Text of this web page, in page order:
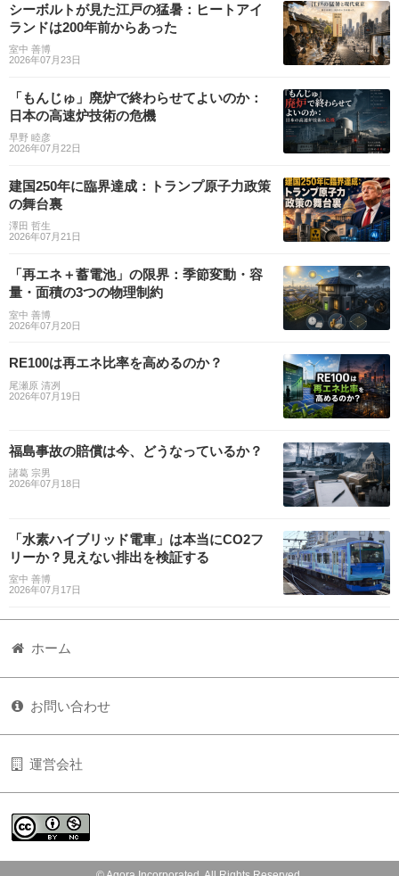
シーボルトが見た江戸の猛暑：ヒートアイ
ランドは200年前からあった
室中 善博
2026年07月23日
「もんじゅ」廃炉で終わらせてよいのか：
日本の高速炉技術の危機
早野 睦彦
2026年07月22日
建国250年に臨界達成：トランプ原子力政策
の舞台裏
澤田 哲生
2026年07月21日
「再エネ＋蓄電池」の限界：季節変動・容
量・面積の3つの物理制約
室中 善博
2026年07月20日
RE100は再エネ比率を高めるのか？
尾瀬原 清冽
2026年07月19日
福島事故の賠償は今、どうなっているか？
諸葛 宗男
2026年07月18日
「水素ハイブリッド電車」は本当にCO2フ
リーか？見えない排出を検証する
室中 善博
2026年07月17日
ホーム
お問い合わせ
運営会社